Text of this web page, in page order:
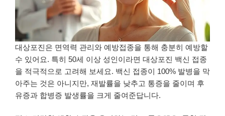
대상포진은 면역력 관리와 예방접종을 통해 충분히 예방할
수 있어요. 특히 50세 이상 성인이라면 대상포진 백신 접종
을 적극적으로 고려해 보세요. 백신 접종이 100% 발병을 막
아주는 것은 아니지만, 재발률을 낮추고 통증을 줄이며 후
유증과 합병증 발생률을 크게 줄여준답니다.